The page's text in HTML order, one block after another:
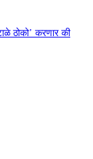
ठोको’ करणार की